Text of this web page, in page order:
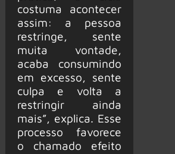
costuma acontecer
assim: a pessoa
restringe, sente
muita vontade,
acaba consumindo
em excesso, sente
culpa e volta a
restringir ainda
mais”, explica. Esse
processo favorece
o chamado efeito